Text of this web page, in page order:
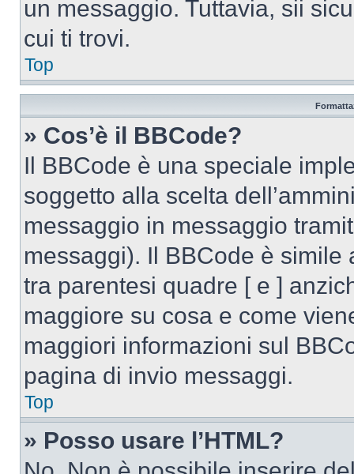
un messaggio. Tuttavia, sii
cui ti trovi.
Top
» Cos’è il BBCode?
Il BBCode è una speciale
soggetto alla scelta
messaggio in messaggio
messaggi). Il BBCode è simile
tra parentesi quadre [ e ]
maggiore su cosa e come
maggiori informazioni sul
pagina di invio messaggi.
Top
» Posso usare l’HTML?